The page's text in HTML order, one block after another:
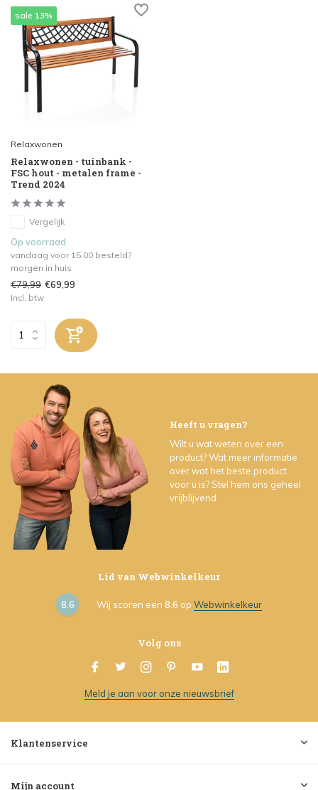
sale 13%
Relaxwonen
Relaxwonen - tuinbank -
FSC hout - metalen frame -
Trend 2024
Vergelijk
Op voorraad
vandaag voor 15.00 besteld?
morgen in huis
€79,99 €69,99
Incl. btw
Heeft u vragen?
Wilt u wat weten over een
product? Wat meer informatie
over wat het beste product
voor u is? Stel hem ons geheel
vrijblijvend
Lid van Webwinkelkeur
8.6 Wij scoren een 8.6 op Webwinkelkeur
Volg ons
Meld je aan voor onze nieuwsbrief
Klantenservice
Mijn account